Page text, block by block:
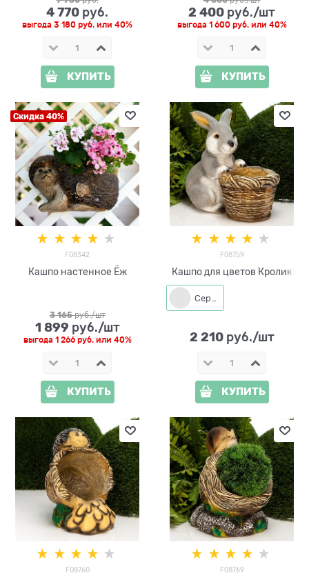
4 770 руб.
выгода 3 180 руб. или 40%
КУПИТЬ
2 400 руб./шт
выгода 1 600 руб.или 40%
КУПИТЬ
Скидка 40%
F08342
Кашпо настенное Ёж
3 165 руб./шт
1 899 руб./шт
выгода 1 266 руб.или 40%
КУПИТЬ
F08759
Кашпо для цветов Кролик
2 210 руб./шт
КУПИТЬ
F08760 F08769